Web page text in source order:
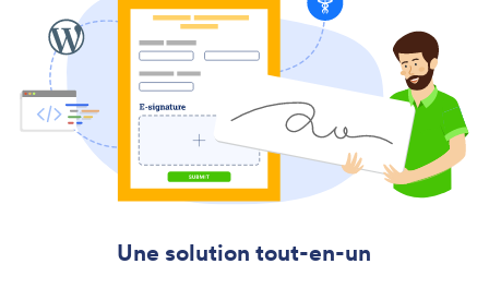
Une solution tout-en-un